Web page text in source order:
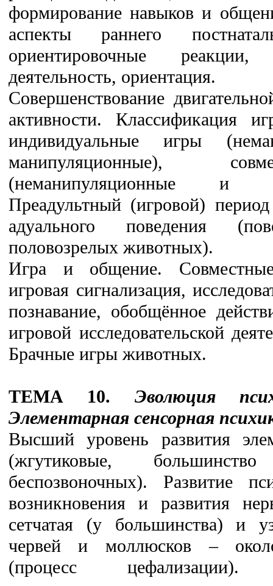
формирование навыков и
аспекты раннего
ориентировочные реакции,
деятельность, ориентация.
Совершенствование
активности. Классификация
индивидуальные игры
манипуляционные),
(неманипуляционные и
Преадультный (игровой)
адуального поведения
половозрелых животных).
Игра и общение.
игровая сигнализация,
познавание, обобщённое
игровой исследовательской
Брачные игры животных.
ТЕМА 10. Эволюция
Элементарная сенсорная
Высший уровень развития
(жгутиковые, большинство
беспозвоночных). Развитие
возникновения и развития
сетчатая (у большинства) и
червей и моллюсков –
(процесс цефализации).